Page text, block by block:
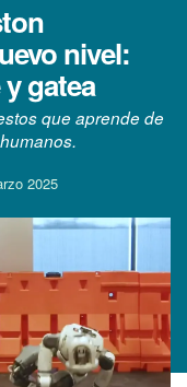
nivel:
gatea
que aprende de
2025